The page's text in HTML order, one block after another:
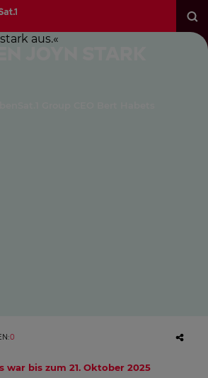
:0
war bis zum 21. Oktober 2025